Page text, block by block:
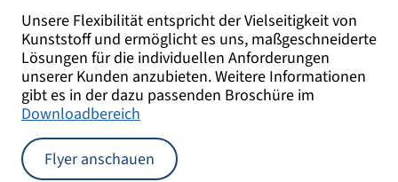
Unsere Flexibilität entspricht der Vielseitigkeit von
Kunststoff und ermöglicht es uns, maßgeschneiderte
Lösungen für die individuellen Anforderungen
unserer Kunden anzubieten. Weitere Informationen
gibt es in der dazu passenden Broschüre im
Downloadbereich
Flyer anschauen